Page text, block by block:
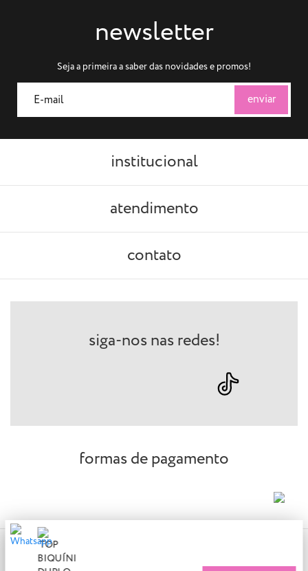
newsletter
Seja a primeira a saber das novidades e promos!
institucional
atendimento
contato
siga-nos nas redes!
formas de pagamento